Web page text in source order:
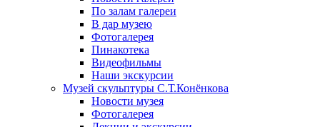
По залам галереи
В дар музею
Фотогалерея
Пинакотека
Видеофильмы
Наши экскурсии
Музей скульптуры С.Т.Конёнкова
Новости музея
Фотогалерея